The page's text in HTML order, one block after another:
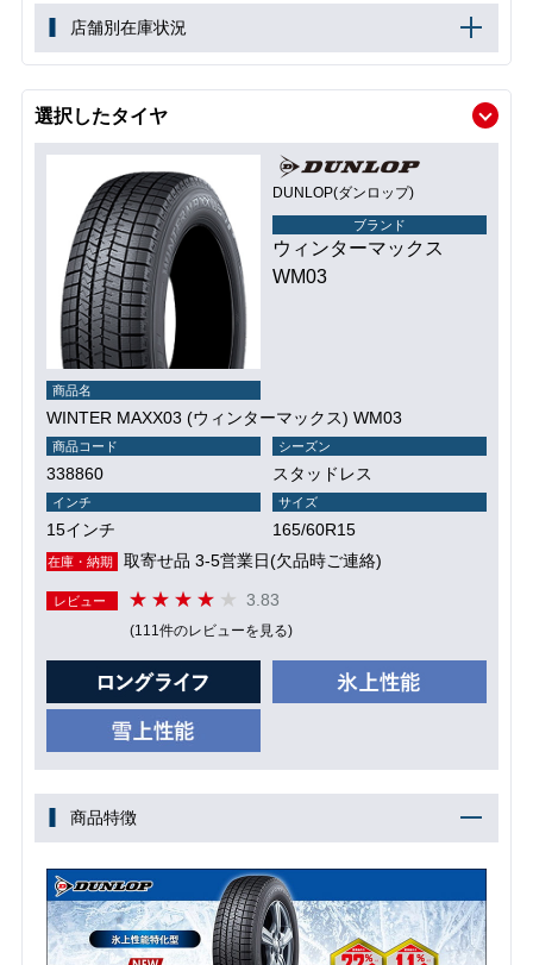
店舗別在庫状況
選択したタイヤ
DUNLOP(ダンロップ)
ブランド
ウィンターマックス
WM03
商品名
WINTER MAXX03 (ウィンターマックス) WM03
商品コード
338860
シーズン
スタッドレス
インチ
15インチ
サイズ
165/60R15
在庫・納期 取寄せ品 3-5営業日(欠品時ご連絡)
レビュー 3.83
(111件のレビューを見る)
商品特徴